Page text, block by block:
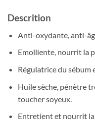
Descrition
Anti-oxydante, anti-
Emolliente, nourrit la
Régulatrice du sébum
Huile sèche, pénètre
toucher soyeux.
Entretient et nourrit